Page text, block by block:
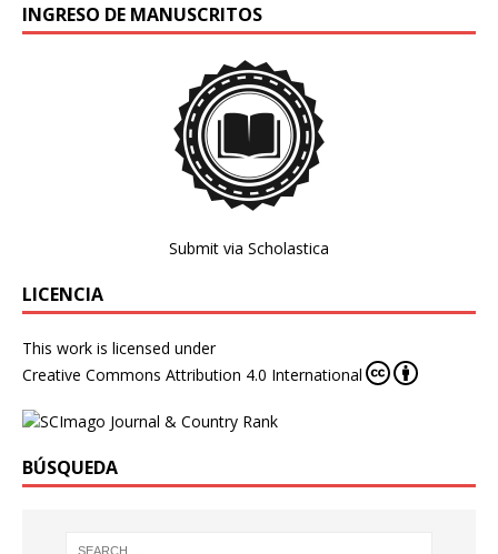
INGRESO DE MANUSCRITOS
Submit via Scholastica
LICENCIA
This work is licensed under
Creative Commons Attribution 4.0 International
BÚSQUEDA